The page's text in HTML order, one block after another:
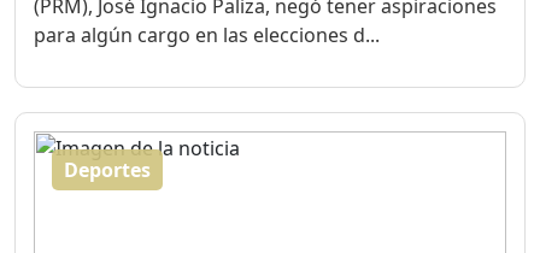
(PRM), José Ignacio Paliza, negó tener aspiraciones
para algún cargo en las elecciones d...
Deportes